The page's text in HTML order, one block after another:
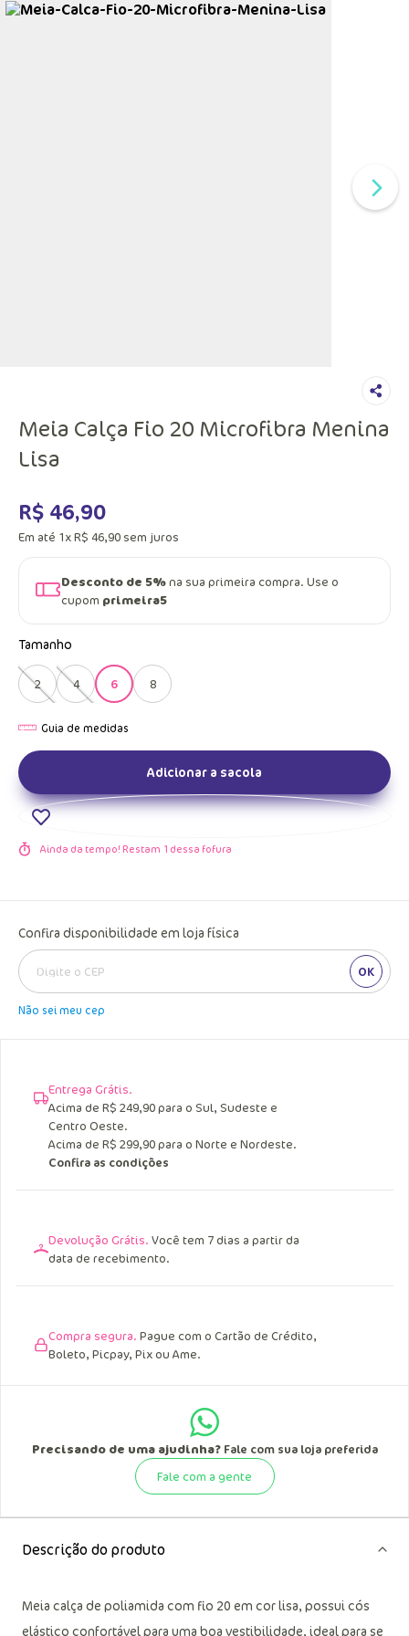
Meia Calça Fio 20 Microfibra Menina
Lisa
R$ 46,90
Em até 1xR$ 46,90 sem juros
Desconto de 5%na sua primeira compra. Use o
cupom primeira5
Tamanho
2 4 6 8
Adicionar a sacola
Ainda da tempo! Restam 1 dessa fofura
Confira disponibilidade em loja física
OK
Não sei meu cep
Entrega Grátis.
Acima de R$ 249,90 para o Sul, Sudeste e
Centro Oeste.
Acima de R$ 299,90 para o Norte e Nordeste.
Confira as condições
Devolução Grátis. Você tem 7 dias a partir da
data de recebimento.
Compra segura. Pague com o Cartão de Crédito,
Boleto, Picpay, Pix ou Ame.
Precisando de uma ajudinha?Fale com sua loja preferida
Fale com a gente
Descrição do produto
Meia calça de poliamida com fio 20 em cor lisa, possui cós
elástico confortável para uma boa vestibilidade, ideal para se